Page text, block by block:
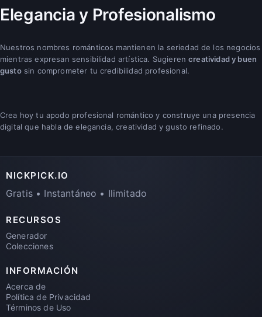
Elegancia y Profesionalismo
Nuestros nombres románticos mantienen la seriedad de los negocios
mientras expresan sensibilidad artística. Sugierencreatividad y buen
gustosin comprometer tu credibilidad profesional.
Crea hoy tu apodo profesional romántico y construye una presencia
digital que habla de elegancia, creatividad y gusto refinado.
NICKPICK.IO
Gratis • Instantáneo • Ilimitado
RECURSOS
Generador
Colecciones
INFORMACIÓN
Acerca de
Política de Privacidad
Términos de Uso